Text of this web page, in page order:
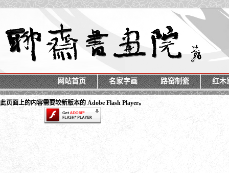
网站首页 名家字画 路窑制瓷 红木
此页面上的内容需要较新版本的 Adobe Flash Player。